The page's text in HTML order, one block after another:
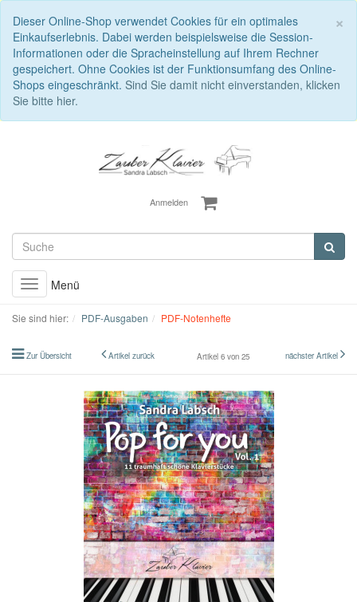
×
Dieser Online-Shop verwendet Cookies für ein optimales
Einkaufserlebnis. Dabei werden beispielsweise die Session-
Informationen oder die Spracheinstellung auf Ihrem Rechner
gespeichert. Ohne Cookies ist der Funktionsumfang des Online-
Shops eingeschränkt. Sind Sie damit nicht einverstanden, klicken
Sie bitte hier.
Anmelden
Toggle
navigation
Menü
Sie sind hier: PDF-Ausgaben PDF-Notenhefte
Zur Übersicht Artikel zurück Artikel 6 von 25 nächster Artikel